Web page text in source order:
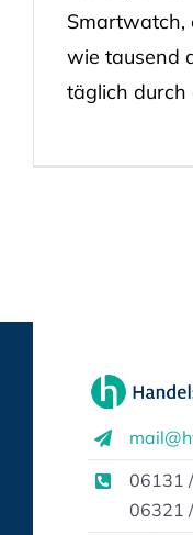
Smartwatch,
wie tausend
täglich durch
06131
06321